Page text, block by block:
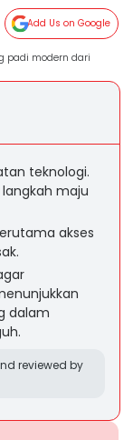
Add Us on Google
padi modern dari
teknologi.
maju
akses
dalam
reviewed by